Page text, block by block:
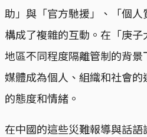
助」與「官方馳援」、「個人
構成了複雜的互動。在「庚
地區不同程度隔離管制的背
媒體成為個人、組織和社會
的態度和情緒。
在中國的這些災難報導與話